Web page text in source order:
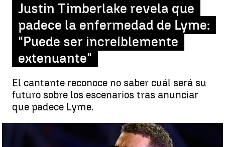
Justin Timberlake revela que
padece la enfermedad de Lyme:
"Puede ser increíblemente
extenuante"
El cantante reconoce no saber cuál será su
futuro sobre los escenarios tras anunciar
que padece Lyme.
Justin Timberlake revela que padece la enfermedad de Lyme |